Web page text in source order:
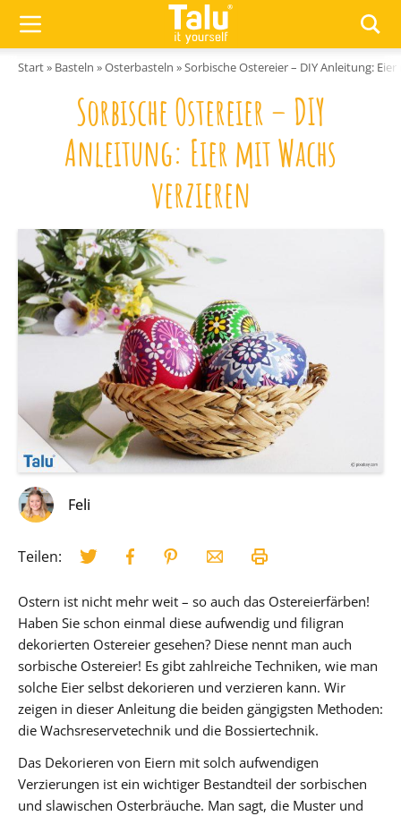
Start» Basteln »Osterbasteln »Sorbische Ostereier – DIY Anleitung:
Sorbische Ostereier – DIY
Anleitung: Eier mit Wachs
verzieren
Feli
Teilen:
Ostern ist nicht mehr weit – so auch das Ostereierfärben!
Haben Sie schon einmal diese aufwendig und filigran
dekorierten Ostereier gesehen? Diese nennt man auch
sorbische Ostereier! Es gibt zahlreiche Techniken, wie man
solche Eier selbst dekorieren und verzieren kann. Wir
zeigen in dieser Anleitung die beiden gängigsten Methoden:
die Wachsreservetechnik und die Bossiertechnik.
Das Dekorieren von Eiern mit solch aufwendigen
Verzierungen ist ein wichtiger Bestandteil der sorbischen
und slawischen Osterbräuche. Man sagt, die Muster und